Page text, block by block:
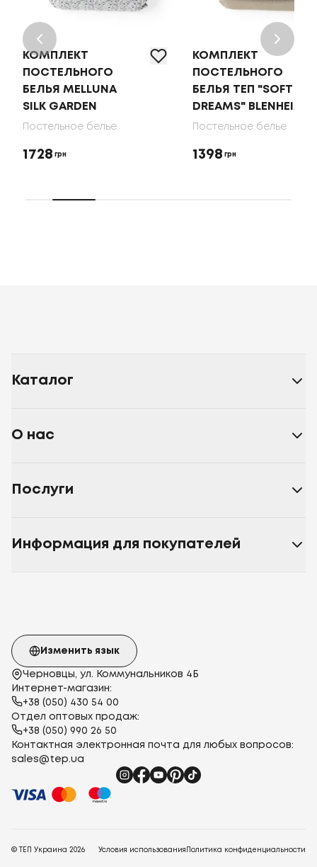
КОМПЛЕКТ
ПОСТЕЛЬНОГО
БЕЛЬЯ MELLUNA
SILK GARDEN
Постельное белье
1728 грн
КОМПЛЕКТ
ПОСТЕЛЬНОГО
БЕЛЬЯ ТЕП "SOFT
DREAMS" BLENHEIM
Постельное белье
1398 грн
Каталог
О нас
Послуги
Информация для покупателей
Черновцы, ул. Коммунальников 4Б
Интернет-магазин:
+38 (050) 430 54 00
Отдел оптовых продаж:
+38 (050) 990 26 50
Контактная электронная почта для любых вопросов:
sales@tep.ua
Изменить язык
© ТЕП Украина 2026 Условия использования Политика конфиденциальности